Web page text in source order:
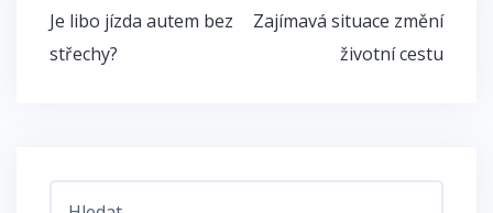
Navigace
pro
příspěvek
Je libo jízda autem bez
střechy?
Zajímavá situace změní
životní cestu